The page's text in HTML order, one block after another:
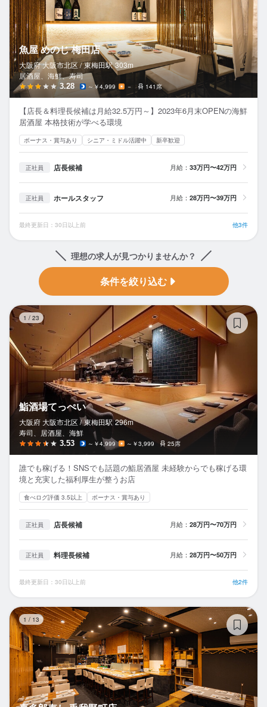
魚屋 めのじ 梅田店
大阪府 大阪市北区 / 東梅田駅 303m
居酒屋、海鮮、寿司
3.28 ～￥4,999 － 141席
【店長＆料理長候補は月給32.5万円～】2023年6月末OPENの海鮮
居酒屋 本格技術が学べる環境
ボーナス・賞与あり シニア・ミドル活躍中 新卒歓迎
正社員 店長候補 月給： 33万円〜42万円
正社員 ホールスタッフ 月給： 28万円〜39万円
最終更新日：30日以上前 他3件
理想の求人が見つかりませんか？
条件を絞り込む
1 / 23
鮨酒場てっぺい
大阪府 大阪市北区 / 東梅田駅 296m
寿司、居酒屋、海鮮
3.53 ～￥4,999 ～￥3,999 25席
誰でも稼げる！SNSでも話題の鮨居酒屋 未経験からでも稼げる環
境と充実した福利厚生が整うお店
食べログ評価 3.5以上 ボーナス・賞与あり
正社員 店長候補 月給： 28万円〜70万円
正社員 料理長候補 月給： 28万円〜50万円
最終更新日：30日以上前 他2件
1 / 13